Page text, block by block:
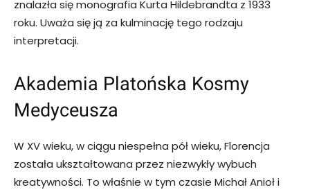
znalazła się monografia Kurta Hildebrandta z 1933
roku. Uważa się ją za kulminację tego rodzaju
interpretacji.
Akademia Platońska Kosmy
Medyceusza
W XV wieku, w ciągu niespełna pół wieku, Florencja
została ukształtowana przez niezwykły wybuch
kreatywności. To właśnie w tym czasie Michał Anioł i